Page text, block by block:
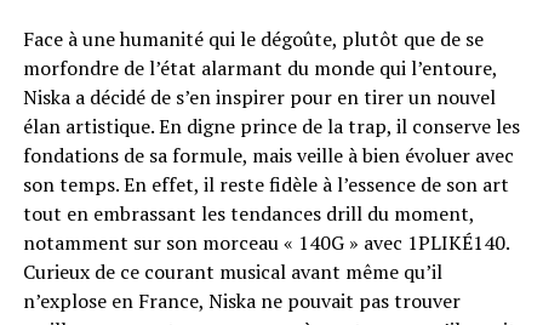
Face à une humanité qui le dégoûte, plutôt que de se
morfondre de l’état alarmant du monde qui l’entoure,
Niska a décidé de s’en inspirer pour en tirer un nouvel
élan artistique. En digne prince de la trap, il conserve les
fondations de sa formule, mais veille à bien évoluer avec
son temps. En effet, il reste fidèle à l’essence de son art
tout en embrassant les tendances drill du moment,
notamment sur son morceau « 140G » avec 1PLIKÉ140.
Curieux de ce courant musical avant même qu’il
n’explose en France, Niska ne pouvait pas trouver